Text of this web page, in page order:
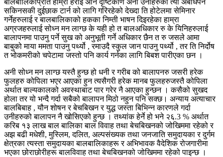
सकिनसकी दुईछाक टार्न को लागि गरिरहेको देख्दा ति होटेलमा सेमिनार
गर्नेहरुलाई र बालबालिकाको हकका निम्ती भाषन दिइरहेका हाम्रा
अग्रजहरुलाई सोध्न मन लाग्छ के यही हो त बालअधिकार रु के यिनिहरुलाई
बालापनमा पाउनु पर्ने सुख को अनुभूती गर्ने अधिकार छैन त रु जसले आमा
बाबुको माया ममता पाउनु पर्थ्यो , रमाउदै स्कुल जान पाउनु पर्थ्यो , तर ति निर्दोष
त भोकमरीको चपेटामा जस्तो पनि कार्य गर्नका लागि बिबश पारीएका छन ।
अनी सोध्न मन लाग्छ यस्तै हुन्छ हो धनी र गरीब को बालापनरु जसरी हरेक
फुलहरु कोपिला भएर आएका हुन त्यसैगरी हरेक मानब फुलहरुजस्तै कोपिला
अर्थात बाल्यकालको अवस्थाबाट पार गरेर नै आएका हुन्छन । कसैको सुखद
होला तर यो भन्दै गर्दा सबैको बालापन मिठो नहुन पनि सक्छ। अन्याय अत्याचार
बालबिबाह , यौन शोषन र बेचबिखन र युद्ध जस्ता बिभिन्न कारणले गर्दा
उनीहरुको बालापन नै खोसिएको हुन्छ । तथ्यांक हेर्ने हो भने २६.3 % अर्थात
करिब १३ लाख बाल बालिका बाल विवाह तथा बेचबिखनको जोखिममा रहेको र
अझ बढी मधेशी, मुस्लिम, दलित, अल्पसंख्यक तथा जनजाति समुदायका र दुर्गम
क्षेत्रका त्यस्ता समुदायका बालबालिकाहरू र अभिभावक वैदेशिक रोजगारीमा
भएका छोराछोरीहरू बालविवाह तथा बेचबिखनको जोखिममा रहेको पाइन्छ ।